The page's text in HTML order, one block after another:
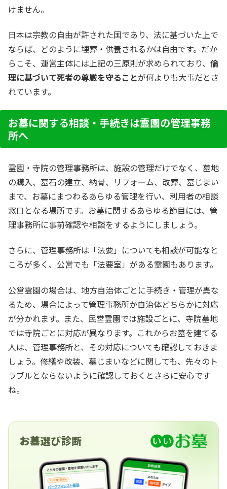
けません。
日本は宗教の自由が許された国であり、法に基づいた上で
ならば、どのように埋葬・供養されるかは自由です。だか
らこそ、運営主体には上記の三原則が求められており、 倫
理に基づいて死者の尊厳を守ることが何よりも大事だとさ
れています。
お墓に関する相談・手続きは霊園の管理事務
所へ
霊園・寺院の管理事務所は、施設の管理だけでなく、墓地
の購入、墓石の建立、納骨、リフォーム、改葬、墓じまい
まで、お墓にまつわるあらゆる管理を行い、利用者の相談
窓口となる場所です。お墓に関するあらゆる節目には、管
理事務所に事前確認や相談をするようにしましょう。
さらに、管理事務所は「法要」についても相談が可能なと
ころが多く、公営でも「法要室」がある霊園もあります。
公営霊園の場合は、地方自治体ごとに手続き・管理が異な
るため、場合によって管理事務所か自治体どちらかに対応
が分かれます。また、民営霊園では施設ごとに、寺院墓地
では寺院ごとに対応が異なります。これからお墓を建てる
人は、管理事務所と、その対応についても確認しておきま
しょう。修繕や改装、墓じまいなどに関しても、先々のト
ラブルとならないように確認しておくとさらに安心です
ね。
お墓選び診断